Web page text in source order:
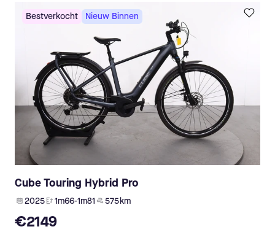
Bestverkocht Nieuw Binnen
Cube Touring Hybrid Pro
2025 1m66-1m81 575 km
€2149